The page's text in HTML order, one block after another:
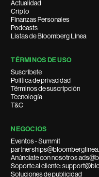
Actualidad
Cripto
Finanzas Personales
Podcasts
Listas de Bloomberg Línea
TÉRMINOS DE USO
Suscríbete
Política de privacidad
Términos de suscripción
Tecnología
T&C
NEGOCIOS
Eventos - Summit
Anúnciate con nosotros
Soporte al cliente:
Soluciones de publicidad